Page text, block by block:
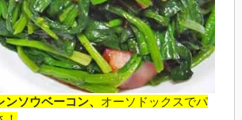
ソウベーコン、 オーソドックスでパ